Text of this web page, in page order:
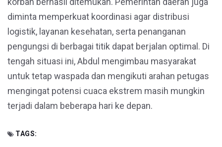
diminta memperkuat koordinasi agar distribusi
logistik, layanan kesehatan, serta penanganan
pengungsi di berbagai titik dapat berjalan optimal. Di
tengah situasi ini, Abdul mengimbau masyarakat
untuk tetap waspada dan mengikuti arahan petugas
mengingat potensi cuaca ekstrem masih mungkin
terjadi dalam beberapa hari ke depan.
TAGS: